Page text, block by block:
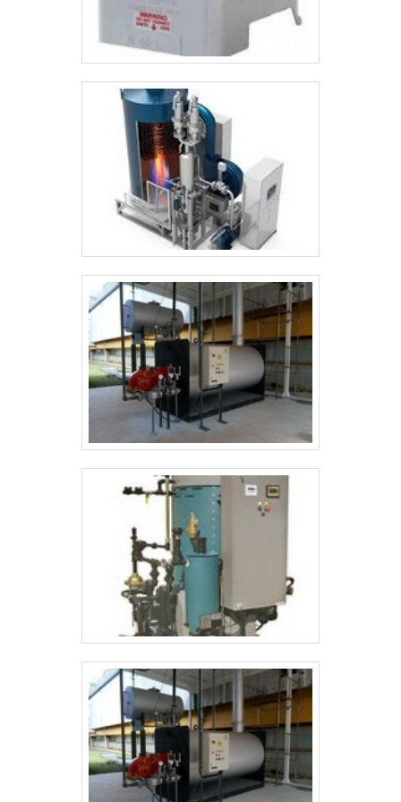
do espaço. Sendo os únicos aparelhos montados
em SKID, uma espécie de plataforma.Gerador de
vapor elétrico industrial Possuem portabilidade,
ajudando no transporte; O vapor é produzido em
apenas 5 minutos; Com manuseio e segurança de
facilidade; Sem a precisão de muitas manutenções;
Diversos tipos para diferentes aplicações.A Icaterm
é uma empresa responsável por soluções em
geradores de vapor. Solicite orçamento!.